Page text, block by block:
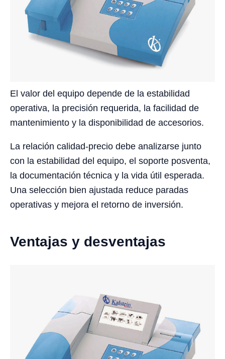
El valor del equipo depende de la estabilidad
operativa, la precisión requerida, la facilidad de
mantenimiento y la disponibilidad de accesorios.
La relación calidad-precio debe analizarse junto
con la estabilidad del equipo, el soporte posventa,
la documentación técnica y la vida útil esperada.
Una selección bien ajustada reduce paradas
operativas y mejora el retorno de inversión.
Ventajas y desventajas